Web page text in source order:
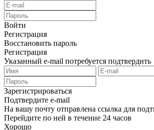
Войти
Регистрация
Восстановить пароль
Регистрация
Указанный e-mail потребуется подтвердить
Зарегистрироваться
Подтвердите e-mail
На вашу почту отправлена ссылка для
Перейдите по ней в течение 24 часов
Хорошо